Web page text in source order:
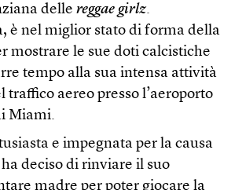
delle reggae girlz.
è nel miglior stato di forma della
mostrare le sue doti calcistiche
tempo alla sua intensa attività
traffico aereo presso l’aeroporto
Miami.
e impegnata per la causa
deciso di rinviare il suo
madre per poter giocare la